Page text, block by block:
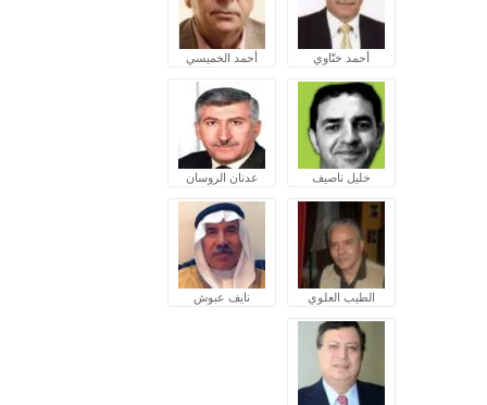
أحمد ختّاوي أحمد الخميسي
خليل ناصيف عدنان الروسان
الطيب العلوي نايف عبوش